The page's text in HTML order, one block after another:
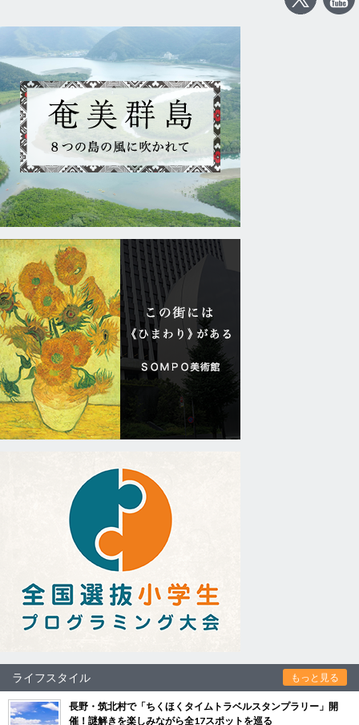
ライフスタイル もっと見る
長野・筑北村で「ちくほくタイムトラベルスタンプラリー」開
催！謎解きを楽しみながら全17スポットを巡る